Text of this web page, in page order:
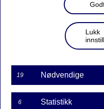
Er du student og på
eller et internship?
Ta kontakt med
Mer informasjon
Lukk
19 Nødvendige
6 Statistikk